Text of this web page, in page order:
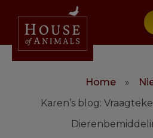
Home »
Karen’s blog: